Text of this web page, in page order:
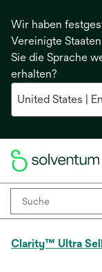
Wir haben
Vereinigte
Sie die Sprache
erhalten?
Clarity™ Ultra